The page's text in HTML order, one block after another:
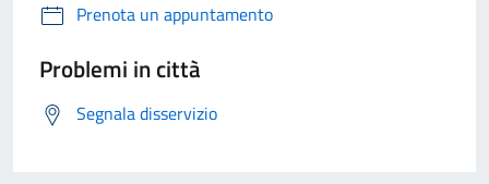
Prenota un appuntamento
Problemi in città
Segnala disservizio